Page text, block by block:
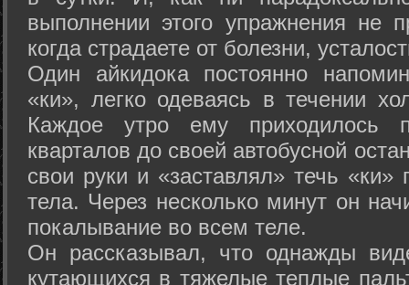
выполнении этого упражнения не
когда страдаете от болезни,
Один айкидока постоянно
«ки», легко одеваясь в течении
Каждое утро ему приходилось
кварталов до своей автобусной
свои руки и «заставлял» течь «ки»
тела. Через несколько минут он
покалывание во всем теле.
Он рассказывал, что однажды
кутающихся в тяжелые теплые